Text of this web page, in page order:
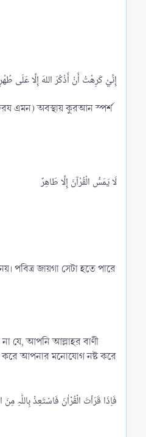
এমন) অবস্থায় কুরআন স্পর্শ
পবিত্র জায়গা সেটা হতে পারে
যে, আপনি আল্লাহর বাণী
করে আপনার মনোযোগ নষ্ট করে